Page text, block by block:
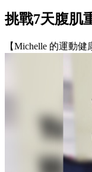
挑戰7天腹肌
【Michelle 的運動健